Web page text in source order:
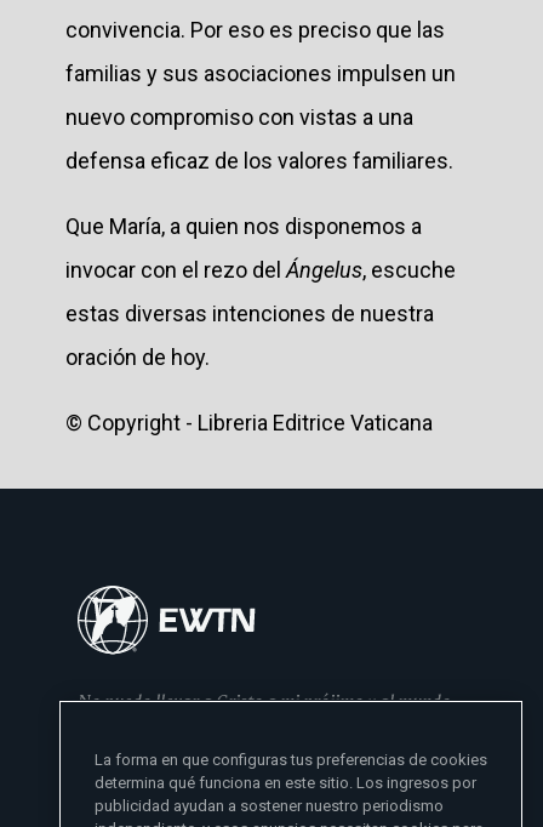
convivencia. Por eso es preciso que las
familias y sus asociaciones impulsen un
nuevo compromiso con vistas a una
defensa eficaz de los valores familiares.
Que María, a quien nos disponemos a
invocar con el rezo del Ángelus, escuche
estas diversas intenciones de nuestra
oración de hoy.
© Copyright - Libreria Editrice Vaticana
No puedo llevar a Cristo a mi prójimo y al mundo
- Madre Angelica
La forma en que configuras tus preferencias de cookies
determina qué funciona en este sitio. Los ingresos por
publicidad ayudan a sostener nuestro periodismo